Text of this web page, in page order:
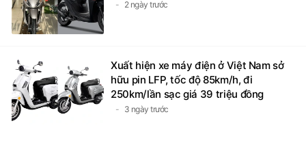
2 ngày trước
Xuất hiện xe máy điện ở Việt Nam sở
hữu pin LFP, tốc độ 85km/h, đi
250km/lần sạc giá 39 triệu đồng
3 ngày trước